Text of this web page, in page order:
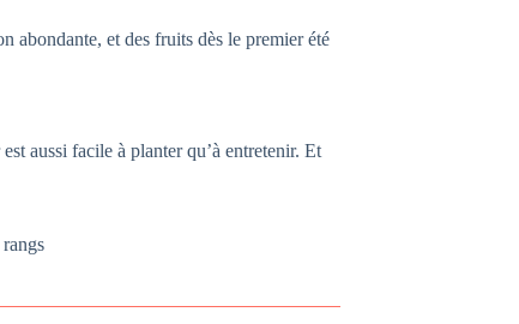
abondante, et des fruits dès le premier été
aussi facile à planter qu’à entretenir. Et